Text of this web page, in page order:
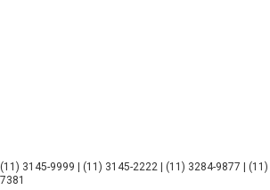
(11) 3145-9999 | (11) 3145-2222 | (11) 3284-9877 |
7381